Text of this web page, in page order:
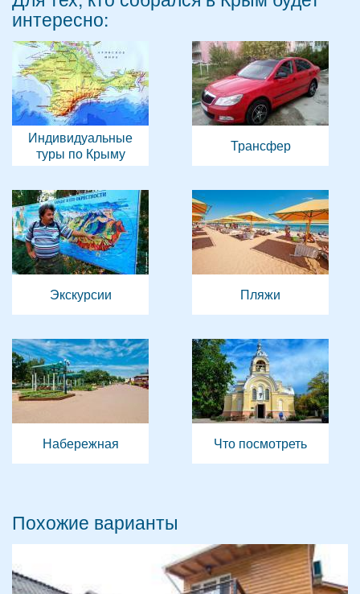
интересно:
Индивидуальные
туры по Крыму
Трансфер
Экскурсии Пляжи
Набережная Что посмотреть
Похожие варианты